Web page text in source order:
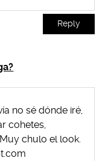
Reply
no sé dónde iré,
cohetes,
chulo el look.